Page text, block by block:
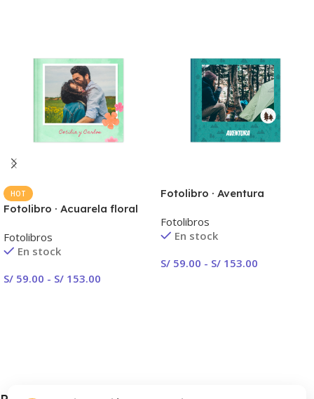
HOT
Fotolibro · Acuarela floral
Fotolibros
En stock
S/ 59.00 - S/ 153.00
Fotolibro · Aventura
Fotolibros
En stock
S/ 59.00 - S/ 153.00